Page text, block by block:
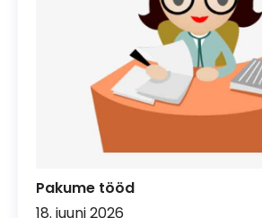
Pakume tööd
18. juuni 2026